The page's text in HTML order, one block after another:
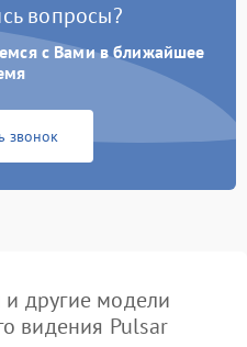
вопросы?
с Вами в ближайшее
звонок
другие модели
видения Pulsar